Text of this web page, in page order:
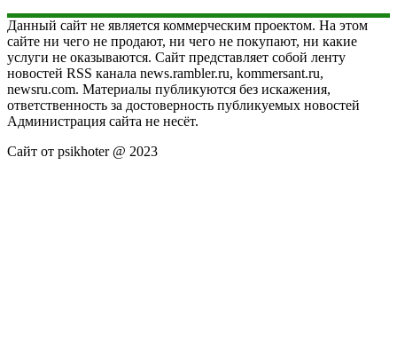
Данный сайт не является коммерческим проектом. На этом
сайте ни чего не продают, ни чего не покупают, ни какие
услуги не оказываются. Сайт представляет собой ленту
новостей RSS канала news.rambler.ru, kommersant.ru,
newsru.com. Материалы публикуются без искажения,
ответственность за достоверность публикуемых новостей
Администрация сайта не несёт.
Сайт от psikhoter @ 2023